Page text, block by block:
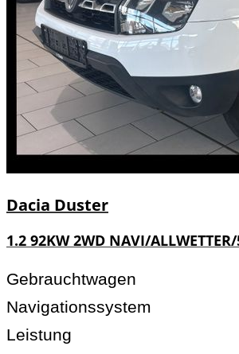
Dacia Duster
1.2 92KW 2WD NAVI/
Gebrauchtwagen
Navigationssystem
Leistung